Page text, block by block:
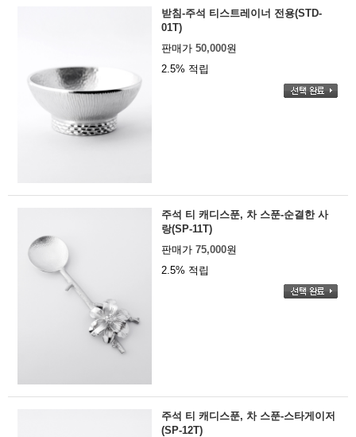
받침-주석 티스트레이너 전용(STD-
01T)
판매가 50,000원
2.5% 적립
주석 티 캐디스푼, 차 스푼-순결한 사
랑(SP-11T)
판매가 75,000원
2.5% 적립
주석 티 캐디스푼, 차 스푼-스타게이저
(SP-12T)